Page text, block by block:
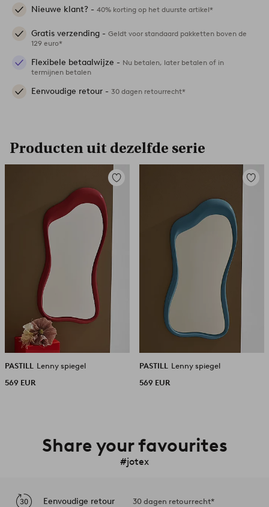
Nieuwe klant? - 40% korting op het duurste artikel*
Gratis verzending - Geldt voor standaard pakketten boven de
129 euro*
Flexibele betaalwijze - Nu betalen, later betalen of in
termijnen betalen
Eenvoudige retour - 30 dagen retourrecht*
Producten uit dezelfde serie
Toevoegen
PASTILL Lenny spiegel
569 EUR
PASTILL Lenny spiegel
569 EUR
Share your favourites
#jotex
Eenvoudige retour 30 dagen retourrecht*